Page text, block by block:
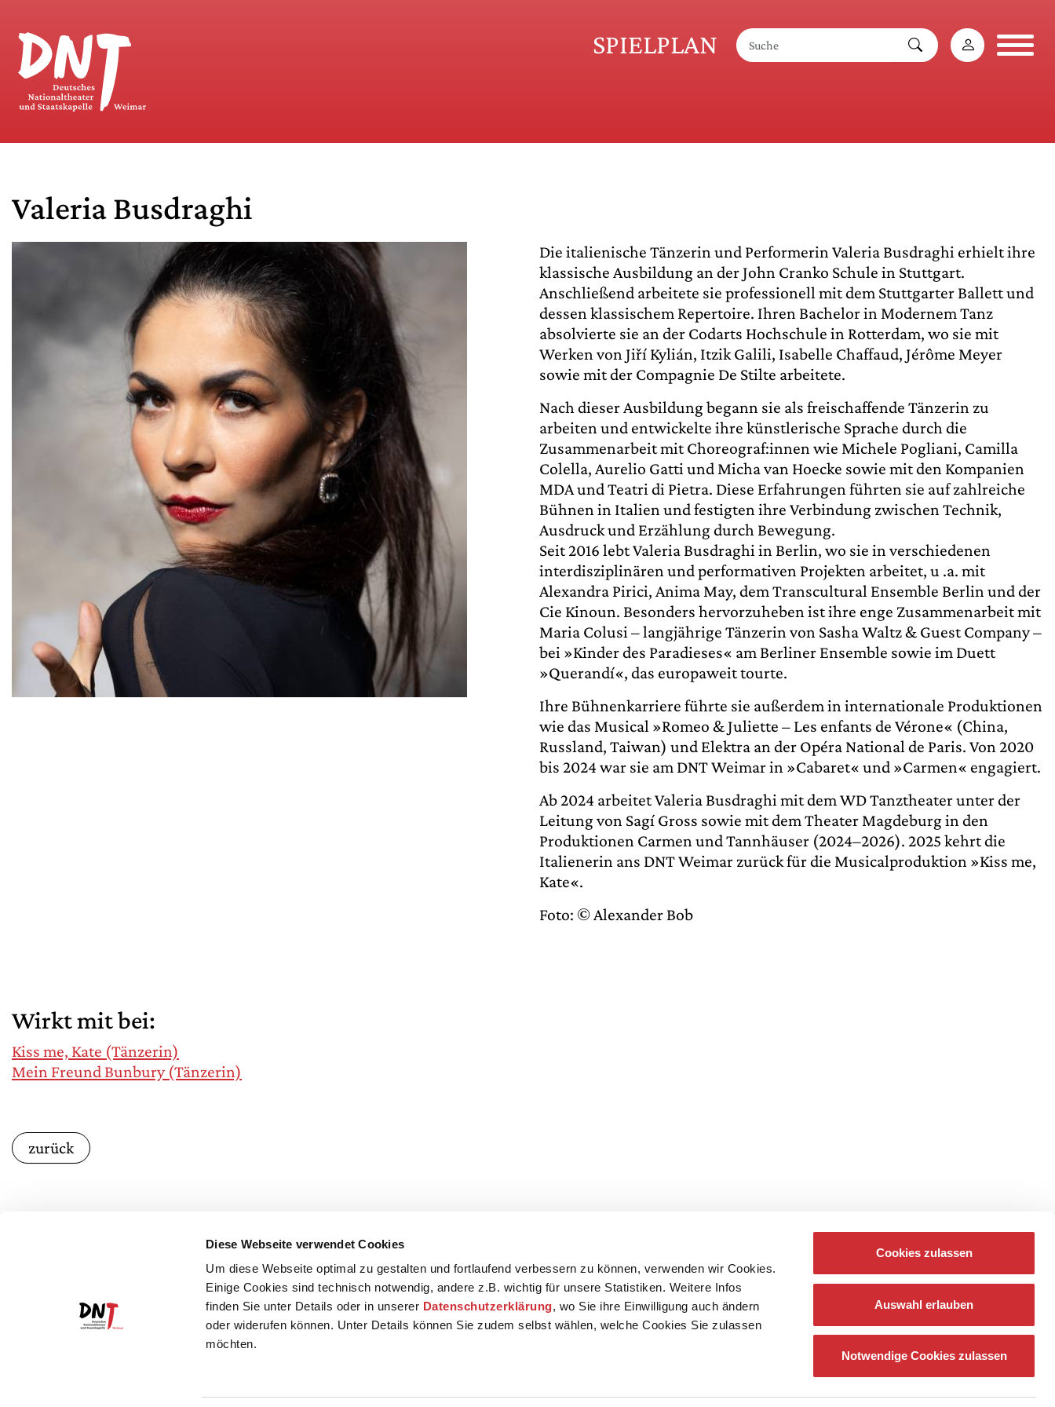
Diese Webseite verwendet Cookies
Um diese Webseite optimal zu gestalten und fortlaufend verbessern zu können, verwenden wir Cookies.
Einige Cookies sind technisch notwendig, andere z.B. wichtig für unsere Statistiken. Weitere Infos
finden Sie unter Details oder in unserer Datenschutzerklärung, wo Sie ihre Einwilligung auch ändern
oder widerufen können. Unter Details können Sie zudem selbst wählen, welche Cookies Sie zulassen
möchten.
Cookies zulassen
Auswahl erlauben
Notwendige Cookies zulassen
SPIELPLAN
Valeria Busdraghi
Die italienische Tänzerin und Performerin Valeria Busdraghi erhielt ihre
klassische Ausbildung an der John Cranko Schule in Stuttgart.
Anschließend arbeitete sie professionell mit dem Stuttgarter Ballett und
dessen klassischem Repertoire. Ihren Bachelor in Modernem Tanz
absolvierte sie an der Codarts Hochschule in Rotterdam, wo sie mit
Werken von Jiří Kylián, Itzik Galili, Isabelle Chaffaud, Jérôme Meyer
sowie mit der Compagnie De Stilte arbeitete.
Nach dieser Ausbildung begann sie als freischaffende Tänzerin zu
arbeiten und entwickelte ihre künstlerische Sprache durch die
Zusammenarbeit mit Choreograf:innen wie Michele Pogliani, Camilla
Colella, Aurelio Gatti und Micha van Hoecke sowie mit den Kompanien
MDA und Teatri di Pietra. Diese Erfahrungen führten sie auf zahlreiche
Bühnen in Italien und festigten ihre Verbindung zwischen Technik,
Ausdruck und Erzählung durch Bewegung.
Seit 2016 lebt Valeria Busdraghi in Berlin, wo sie in verschiedenen
interdisziplinären und performativen Projekten arbeitet, u .a. mit
Alexandra Pirici, Anima May, dem Transcultural Ensemble Berlin und der
Cie Kinoun. Besonders hervorzuheben ist ihre enge Zusammenarbeit mit
Maria Colusi – langjährige Tänzerin von Sasha Waltz & Guest Company –
bei »Kinder des Paradieses« am Berliner Ensemble sowie im Duett
»Querandí«, das europaweit tourte.
Ihre Bühnenkarriere führte sie außerdem in internationale Produktionen
wie das Musical »Romeo & Juliette – Les enfants de Vérone« (China,
Russland, Taiwan) und Elektra an der Opéra National de Paris. Von 2020
bis 2024 war sie am DNT Weimar in »Cabaret« und »Carmen« engagiert.
Ab 2024 arbeitet Valeria Busdraghi mit dem WD Tanztheater unter der
Leitung von Sagí Gross sowie mit dem Theater Magdeburg in den
Produktionen Carmen und Tannhäuser (2024–2026). 2025 kehrt die
Italienerin ans DNT Weimar zurück für die Musicalproduktion »Kiss me,
Kate«.
Foto: © Alexander Bob
Wirkt mit bei:
Kiss me, Kate (Tänzerin)
Mein Freund Bunbury (Tänzerin)
zurück